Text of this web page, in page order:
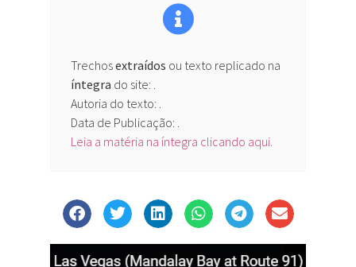
Trechosextraídos ou texto replicado na
íntegra do site: .
Autoria do texto: .
Data de Publicação: .
Leia a matéria na íntegra clicando aqui.